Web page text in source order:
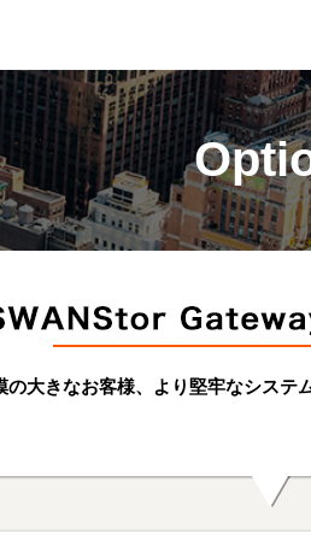
の大きなお客様、より堅牢なシステ